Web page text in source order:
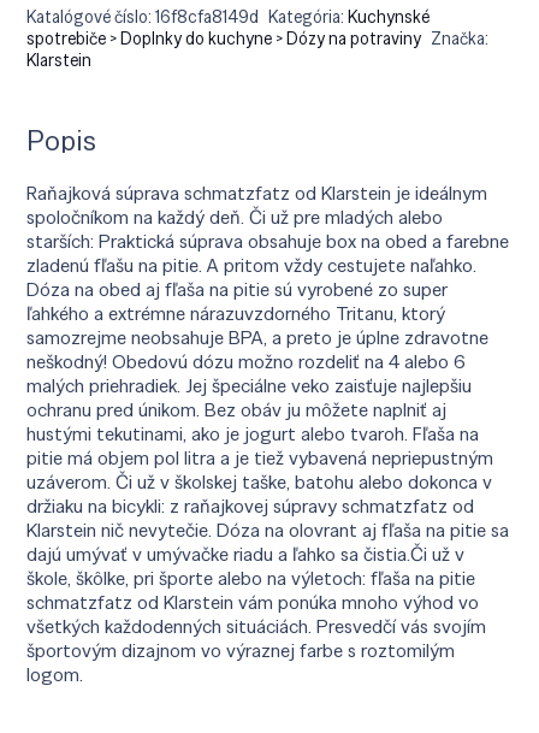
Katalógové číslo:16f8cfa8149d Kategória:Kuchynské
spotrebiče > Doplnky do kuchyne > Dózy na potraviny Značka:
Klarstein
Popis
Raňajková súprava schmatzfatz od Klarstein je ideálnym
spoločníkom na každý deň. Či už pre mladých alebo
starších: Praktická súprava obsahuje box na obed a farebne
zladenú fľašu na pitie. A pritom vždy cestujete naľahko.
Dóza na obed aj fľaša na pitie sú vyrobené zo super
ľahkého a extrémne nárazuvzdorného Tritanu, ktorý
samozrejme neobsahuje BPA, a preto je úplne zdravotne
neškodný! Obedovú dózu možno rozdeliť na 4 alebo 6
malých priehradiek. Jej špeciálne veko zaisťuje najlepšiu
ochranu pred únikom. Bez obáv ju môžete naplniť aj
hustými tekutinami, ako je jogurt alebo tvaroh. Fľaša na
pitie má objem pol litra a je tiež vybavená nepriepustným
uzáverom. Či už v školskej taške, batohu alebo dokonca v
držiaku na bicykli: z raňajkovej súpravy schmatzfatz od
Klarstein nič nevytečie. Dóza na olovrant aj fľaša na pitie sa
dajú umývať v umývačke riadu a ľahko sa čistia.Či už v
škole, škôlke, pri športe alebo na výletoch: fľaša na pitie
schmatzfatz od Klarstein vám ponúka mnoho výhod vo
všetkých každodenných situáciách. Presvedčí vás svojím
športovým dizajnom vo výraznej farbe s roztomilým
logom.